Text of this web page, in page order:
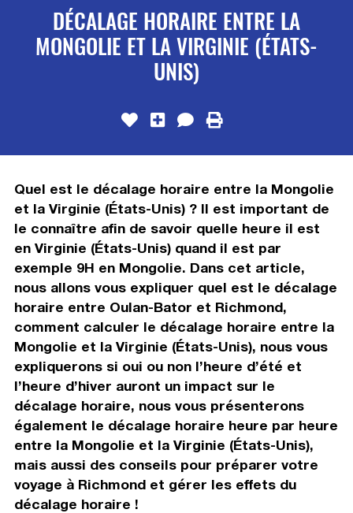
DÉCALAGE HORAIRE ENTRE LA
MONGOLIE ET LA VIRGINIE (ÉTATS-
UNIS)
Quel est le décalage horaire entre la Mongolie
et la Virginie (États-Unis) ? Il est important de
le connaître afin de savoir quelle heure il est
en Virginie (États-Unis) quand il est par
exemple 9H en Mongolie. Dans cet article,
nous allons vous expliquer quel est le décalage
horaire entre Oulan-Bator et Richmond,
comment calculer le décalage horaire entre la
Mongolie et la Virginie (États-Unis), nous vous
expliquerons si oui ou non l’heure d’été et
l’heure d’hiver auront un impact sur le
décalage horaire, nous vous présenterons
également le décalage horaire heure par heure
entre la Mongolie et la Virginie (États-Unis),
mais aussi des conseils pour préparer votre
voyage à Richmond et gérer les effets du
décalage horaire !